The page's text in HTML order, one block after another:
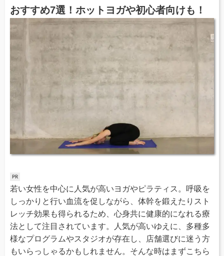
おすすめ7選！ホットヨガや初心者向けも！
若い女性を中心に人気が高いヨガやピラティス。呼吸を
しっかりと行い血流を促しながら、体幹を鍛えたりスト
レッチ効果も得られるため、心身共に健康的になれる療
法として注目されています。人気が高いゆえに、多種多
様なプログラムやスタジオが存在し、店舗選びに迷う方
もいらっしゃるかもしれません。そんな時はまずこちら